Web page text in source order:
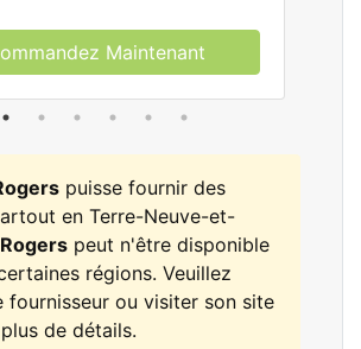
Maintenant
puisse fournir des
en Terre-Neuve-et-
Rogers peut n'être disponible
régions. Veuillez
fournisseur ou visiter son site
de détails.